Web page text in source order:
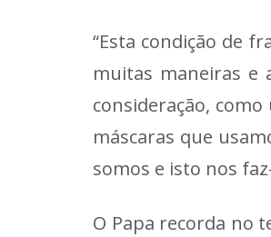
“Esta condição de
muitas maneiras e
consideração,
máscaras que
somos e isto nos
O Papa recorda no